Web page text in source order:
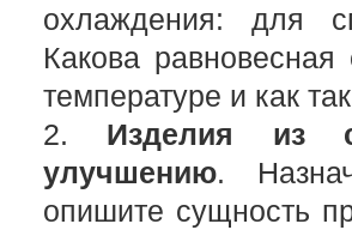
охлаждения: для
Какова равновесная
температуре и как
2. Изделия из
улучшению.
опишите сущность